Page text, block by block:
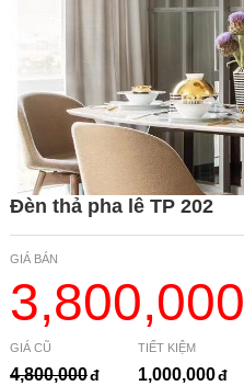
Đèn thả pha lê TP 202
GIÁ BÁN
3,800,000
GIÁ CŨ
4,800,000
TIẾT KIỆM
1,000,000